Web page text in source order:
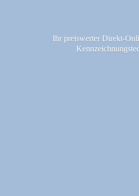
Ihr preiswerter Direkt-